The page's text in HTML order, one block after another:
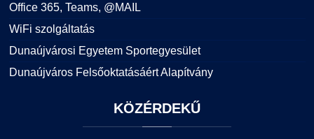
Office 365, Teams, @MAIL
WiFi szolgáltatás
Dunaújvárosi Egyetem Sportegyesület
Dunaújváros Felsőoktatásáért Alapítvány
KÖZÉRDEKŰ